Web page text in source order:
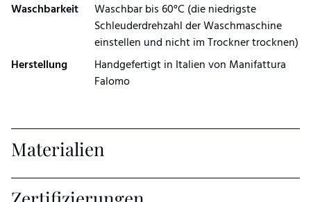
Waschbarkeit
Waschbar bis 60°C (die niedrigste
Schleuderdrehzahl der Waschmaschine
einstellen und nicht im Trockner trocknen)
Herstellung
Handgefertigt in Italien von Manifattura
Falomo
Materialien